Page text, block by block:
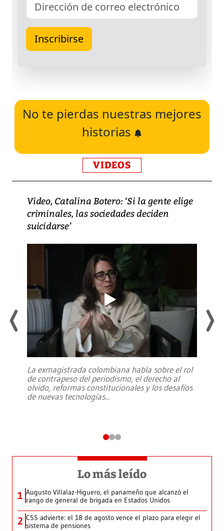
No te pierdas nuestras mejores
historias
VIDEOS
Video, Catalina Botero: ‘Si la gente elige
criminales, las sociedades deciden
suicidarse’
La exmagistrada colombiana habla sobre el rol
de contrapeso del periodismo, el derecho al
olvido, reformas constitucionales y los desafíos
de nuevas tecnologías...
Lo más leído
1 Augusto Villalaz-Higuero, el panameño que alcanzó el
rango de general de brigada en Estados Unidos
2 CSS advierte: el 18 de agosto vence el plazo para elegir el
sistema de pensiones